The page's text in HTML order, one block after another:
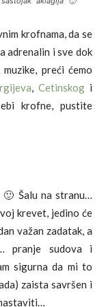
krofnama, da se
adrenalin i sve dok
preći ćemo
,Cetinskog i
krofne, pustite
🙂 Šalu na stranu…
krevet, jedino će
važan zadatak, a
pranje sudova i
sigurna da mi to
zaista savršen i